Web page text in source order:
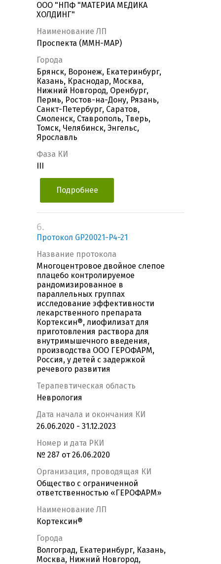
ООО "НПФ "МАТЕРИА МЕДИКА
ХОЛДИНГ"
Наименование ЛП
Проспекта (ММН-МАР)
Города
Брянск, Воронеж, Екатеринбург,
Казань, Краснодар, Москва,
Нижний Новгород, Оренбург,
Пермь, Ростов-на-Дону, Рязань,
Санкт-Петербург, Саратов,
Смоленск, Ставрополь, Тверь,
Томск, Челябинск, Энгельс,
Ярославль
Фаза КИ
Подробнее
6.
Протокол GP20021-P4-21
Название протокола
Многоцентровое двойное слепое
плацебо контролируемое
рандомизированное в
параллельных группах
исследование эффективности
лекарственного препарата
Кортексин®, лиофилизат для
приготовления раствора для
внутримышечного введения,
производства ООО ГЕРОФАРМ,
Россия, у детей с задержкой
речевого развития
Терапевтическая область
Неврология
Дата начала и окончания КИ
26.06.2020 - 31.12.2023
Номер и дата РКИ
№ 287 от 26.06.2020
Организация, проводящая КИ
Общество с ограниченной
ответственностью «ГЕРОФАРМ»
Наименование ЛП
Кортексин®
Города
Волгоград, Екатеринбург, Казань,
Москва, Нижний Новгород,